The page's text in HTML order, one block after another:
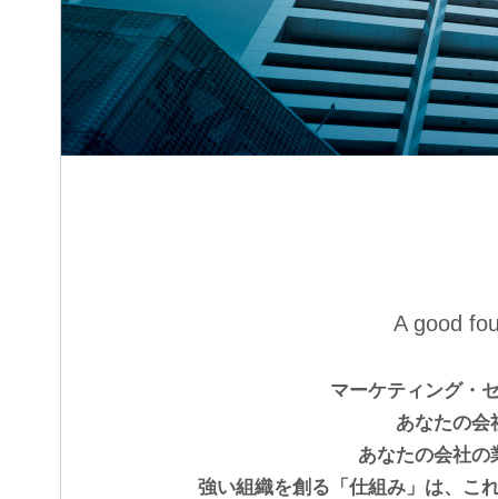
A good
マーケティング・
あなたの会
あなたの会社の
強い組織を創る「仕組み」は、こ